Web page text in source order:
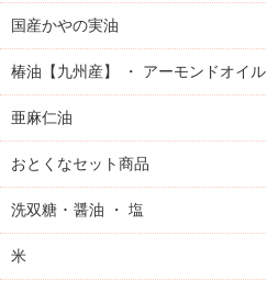
国産かやの実油
椿油【九州産】 ・ アーモンドオイル
亜麻仁油
おとくなセット商品
洗双糖 ･ 醤油 ・ 塩
米